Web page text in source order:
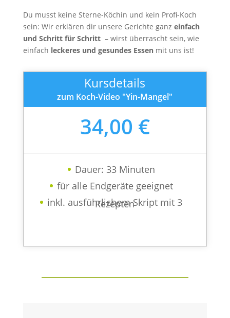
Du musst keine Sterne-Köchin und kein Profi-Koch
sein: Wir erklären dir unsere Gerichte ganz einfach
und Schritt für Schritt – wirst überrascht sein, wie
einfach leckeres und gesundes Essen mit uns ist!
Kursdetails
zum Koch-Video "Yin-Mangel"
34,00 €
Dauer: 33 Minuten
für alle Endgeräte geeignet
inkl. ausführlichem Skript mit 3
Rezepten